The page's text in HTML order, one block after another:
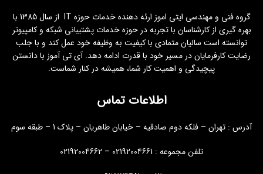
گروه فنی و مهندسی ایتی اموز ارئه دهنده خدمات حوزه IT از سال 1385 با
بهره گیری از کارشناسان با تجربه در حوزه خدمات پشتیبانی شبکه و کامپیوتر
توانسته است سالیان متمادی با کیفیت به وظیفه خود عمل کند و با جلب
رضایت کارفرمایان در مسیر خود با قدرت ادامه دهد. آی تی آموز با دانستن
پیچیدگی و اهمیت کار شما، همیشه در کنار شماست.
اطلاعات تماس
آدرس : تهران – فلکه دوم صادقیه – خیابان طاهریان – پلاک 1 – طبقه سوم
تلفن مجموعه : 02192004661 – 02192004662